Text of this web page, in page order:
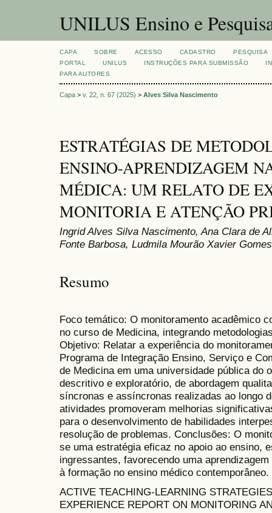
UNILUS Ensino e
CAPA SOBRE ACESSO CADASTRO
PESQUISA
PORTAL
UNILUS INSTRUÇÕES PARA SUBMISSÃO
PARA AUTORES
Capa > v. 22, n. 67 (2025) > Alves Silva Nascimento
ESTRATÉGIAS DE
ENSINO-APRENDIZAGEM
MÉDICA: UM RELATO DE
MONITORIA E ATENÇÃO
Ingrid Alves Silva Nascimento, Ana Clara de
Fonte Barbosa, Ludmila Mourão Xavier
Resumo
Foco temático: O monitoramento acadêmico
no curso de Medicina, integrando
Objetivo: Relatar a experiência do
Programa de Integração Ensino, Serviço e
de Medicina em uma universidade pública do
descritivo e exploratório, de abordagem
síncronas e assíncronas realizadas ao longo
atividades promoveram melhorias
para o desenvolvimento de habilidades
resolução de problemas. Conclusões: O
se uma estratégia eficaz no apoio ao ensino,
ingressantes, favorecendo uma
à formação no ensino médico contemporâneo.
ACTIVE TEACHING-LEARNING
EXPERIENCE REPORT ON MONITORING